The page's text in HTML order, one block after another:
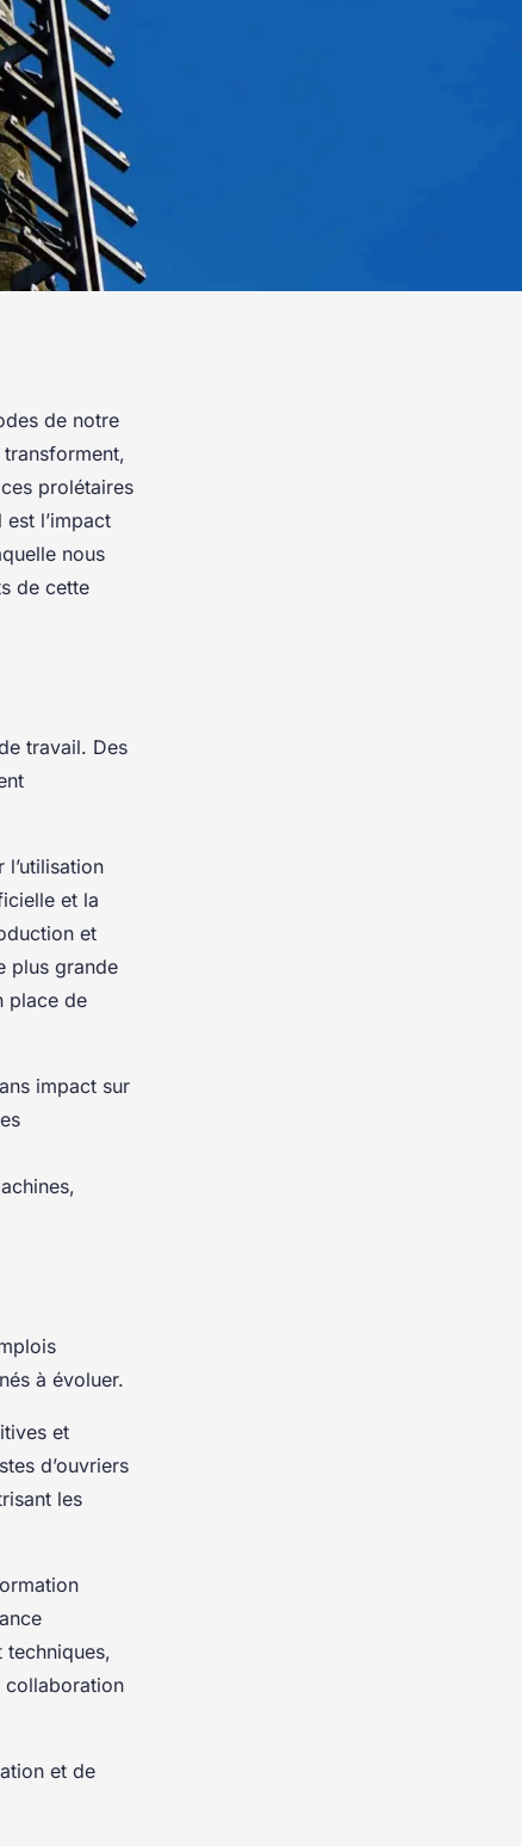
de notre
prolétaires
l’impact
nous
de cette
travail. Des
l’utilisation
et la
et
plus grande
place de
impact sur
à évoluer.
et
d’ouvriers
les
techniques,
collaboration
et de